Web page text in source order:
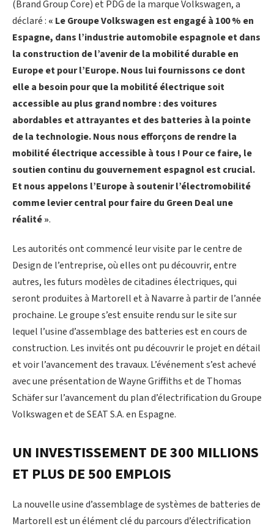
(Brand Group Core) et PDG de la marque Volkswagen, a
déclaré : « Le Groupe Volkswagen est engagé à 100 % en
Espagne, dans l’industrie automobile espagnole et dans
la construction de l’avenir de la mobilité durable en
Europe et pour l’Europe. Nous lui fournissons ce dont
elle a besoin pour que la mobilité électrique soit
accessible au plus grand nombre : des voitures
abordables et attrayantes et des batteries à la pointe
de la technologie. Nous nous efforçons de rendre la
mobilité électrique accessible à tous ! Pour ce faire, le
soutien continu du gouvernement espagnol est crucial.
Et nous appelons l’Europe à soutenir l’électromobilité
comme levier central pour faire du Green Deal une
réalité ».
Les autorités ont commencé leur visite par le centre de
Design de l’entreprise, où elles ont pu découvrir, entre
autres, les futurs modèles de citadines électriques, qui
seront produites à Martorell et à Navarre à partir de l’année
prochaine. Le groupe s’est ensuite rendu sur le site sur
lequel l’usine d’assemblage des batteries est en cours de
construction. Les invités ont pu découvrir le projet en détail
et voir l’avancement des travaux. L’événement s’est achevé
avec une présentation de Wayne Griffiths et de Thomas
Schäfer sur l’avancement du plan d’électrification du Groupe
Volkswagen et de SEAT S.A. en Espagne.
UN INVESTISSEMENT DE 300 MILLIONS
ET PLUS DE 500 EMPLOIS
La nouvelle usine d’assemblage de systèmes de batteries de
Martorell est un élément clé du parcours d’électrification